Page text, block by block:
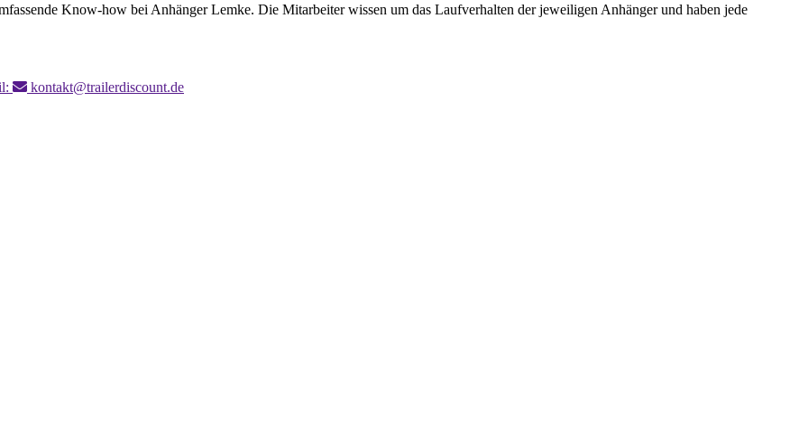
Know-how bei Anhänger Lemke. Die Mitarbeiter wissen um das Laufverhalten der jeweiligen Anhänger und haben jede
kontakt@trailerdiscount.de